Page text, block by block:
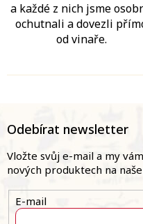
a každé z nich jsme
ochutnali a dovezli
od vinaře.
a
Odebírat newsletter
Vložte svůj e-mail a my
nových produktech na
E-mail